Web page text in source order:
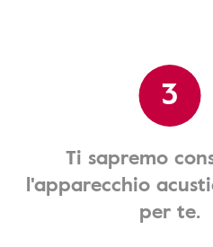
3
Ti sapremo
l'apparecchio
per te.